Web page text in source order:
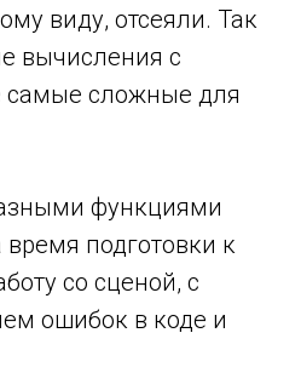
виду, отсеяли. Так
вычисления с
самые сложные для
функциями
подготовки к
со сценой, с
ошибок в коде и